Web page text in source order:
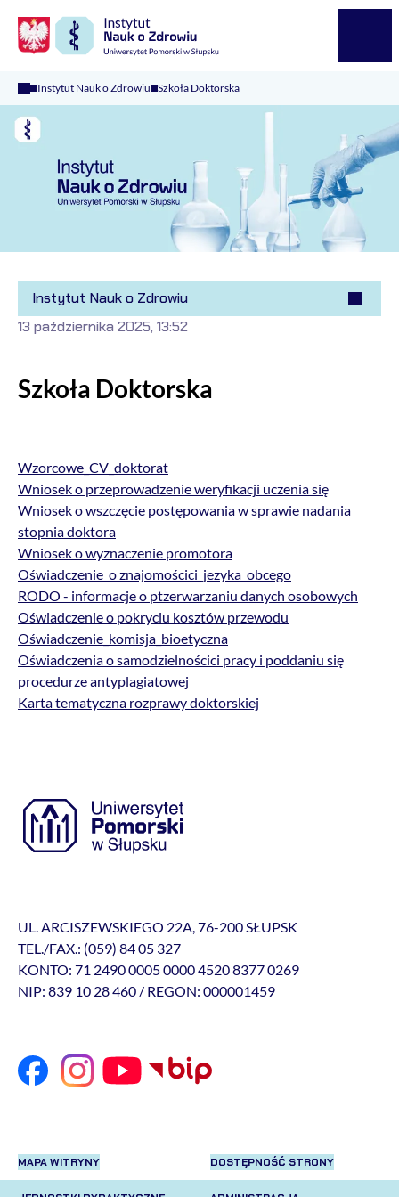
Instytut Nauk o Zdrowiu Szkoła Doktorska
Instytut Nauk o Zdrowiu
Szkoła Doktorska
13 października 2025, 13:52
Wzorcowe_CV_doktorat
Wniosek o przeprowadzenie weryfikacji uczenia się
Wniosek o wszczęcie postępowania w sprawie nadania
stopnia doktora
Wniosek o wyznaczenie promotora
Oświadczenie_o znajomościci_jezyka_obcego
RODO - informacje o ptzerwarzaniu danych osobowych
Oświadczenie o pokryciu kosztów przewodu
Oświadczenie_komisja_bioetyczna
Oświadczenia o samodzielnościci pracy i poddaniu się
procedurze antyplagiatowej
Karta tematyczna rozprawy doktorskiej
UL. ARCISZEWSKIEGO 22A, 76-200 SŁUPSK
TEL./FAX.: (059) 84 05 327
KONTO: 71 2490 0005 0000 4520 8377 0269
NIP: 839 10 28 460 / REGON: 000001459
MAPA WITRYNY DOSTĘPNOŚĆ STRONY